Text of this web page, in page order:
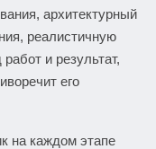
архитектурный
реалистичную
и результат,
его
на каждом этапе